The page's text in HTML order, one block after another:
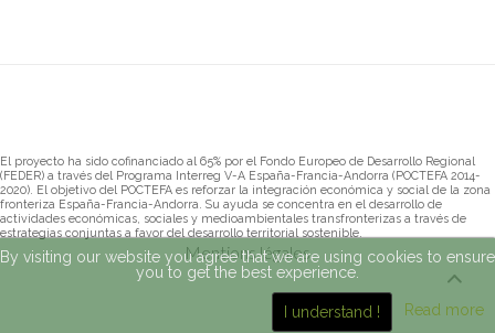
El proyecto ha sido cofinanciado al 65% por el Fondo Europeo de Desarrollo Regional
(FEDER) a través del Programa Interreg V-A España-Francia-Andorra (POCTEFA 2014-
2020). El objetivo del POCTEFA es reforzar la integración económica y social de la zona
fronteriza España-Francia-Andorra. Su ayuda se concentra en el desarrollo de
actividades económicas, sociales y medioambientales transfronterizas a través de
estrategias conjuntas a favor del desarrollo territorial sostenible.
Mentions légales
By visiting our website you agree that we are using cookies to ensure
you to get the best experience.
I understand ! Read more